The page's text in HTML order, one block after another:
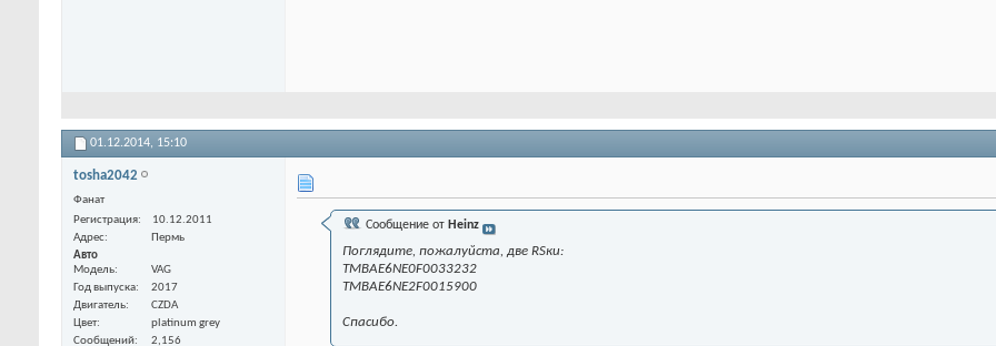
01.12.2014, 15:10
tosha2042
Фанат
Регистрация
10.12.2011
Адрес
Пермь
Авто
Модель
VAG
Год выпуска
2017
Двигатель
CZDA
Цвет
platinum grey
Сообщений
2,156
Сообщение от Heinz
Поглядите, пожалуйста, две RSки:
TMBAE6NE0F0033232
TMBAE6NE2F0015900
Спасибо.